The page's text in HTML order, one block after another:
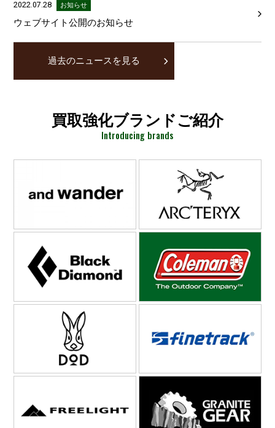
2022.07.28 お知らせ
ウェブサイト公開のお知らせ
過去のニュースを見る
買取強化ブランドご紹介
Introducing brands